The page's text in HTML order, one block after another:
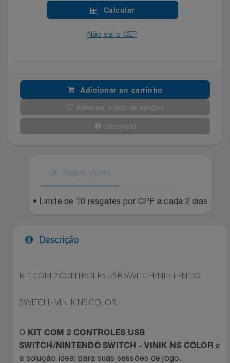
Celulares E Smartphone
Eletrodomésticos
Informática
Jardim
Gama Italy
Loccitane Au Bresil
Loccitane En Provence
Magalu
Meu Resgate Favorito
John John
Pet Love Saúde
Ponto Frio
Pontos Por Opiniões
Portal Das Malas
Calcular
Não sei o CEP
Adicionar ao carrinho
Adicionar à lista de desejos
Descrição
Regras gerais
• Limite de 10 resgates por CPF a cada 2 dias
Descrição
KIT COM 2 CONTROLES USB SWITCH/NINTENDO
SWITCH - VINIK NS COLOR
O KIT COM 2 CONTROLES USB
SWITCH/NINTENDO SWITCH - VINIK NS COLOR é
a solução ideal para suas sessões de jogo.